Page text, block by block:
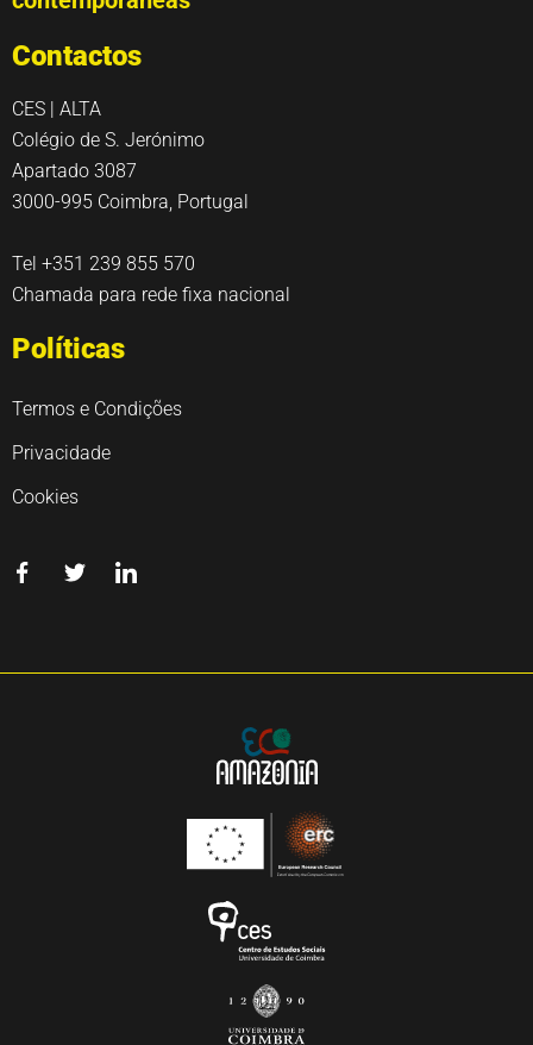
Contactos
CES | ALTA
Colégio de S. Jerónimo
Apartado 3087
3000-995 Coimbra, Portugal
Tel +351 239 855 570
Chamada para rede fixa nacional
Políticas
Termos e Condições
Privacidade
Cookies